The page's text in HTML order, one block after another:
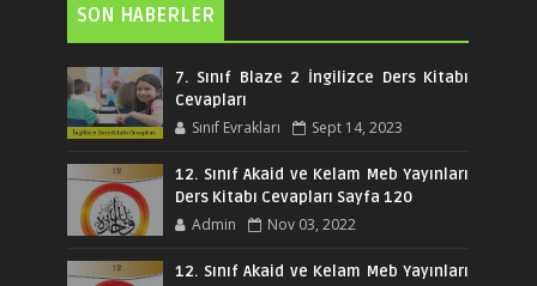
SON HABERLER
7. Sınıf Blaze 2 İngilizce Ders Kitabı
Cevapları
Sınıf Evrakları Sept 14, 2023
12. Sınıf Akaid ve Kelam Meb Yayınları
Ders Kitabı Cevapları Sayfa 120
Admin Nov 03, 2022
12. Sınıf Akaid ve Kelam Meb Yayınları